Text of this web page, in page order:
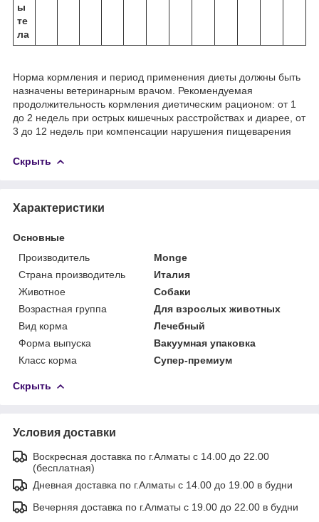
ы
те
ла
Норма кормления и период применения диеты должны быть
назначены ветеринарным врачом. Рекомендуемая
продолжительность кормления диетическим рационом: от 1
до 2 недель при острых кишечных расстройствах и диарее, от
3 до 12 недель при компенсации нарушения пищеварения
Скрыть
Характеристики
Основные
Производитель
Monge
Страна производитель
Италия
Животное
Собаки
Возрастная группа
Для взрослых животных
Вид корма
Лечебный
Форма выпуска
Вакуумная упаковка
Класс корма
Супер-премиум
Скрыть
Условия доставки
Воскресная доставка по г.Алматы с 14.00 до 22.00
(бесплатная)
Дневная доставка по г.Алматы с 14.00 до 19.00 в будни
Вечерняя доставка по г.Алматы с 19.00 до 22.00 в будни